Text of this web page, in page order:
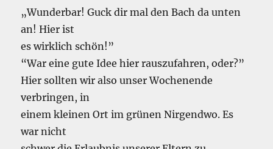
„Wunderbar! Guck dir mal den Bach da unten
an! Hier ist
es wirklich schön!”
“War eine gute Idee hier rauszufahren, oder?”
Hier sollten wir also unser Wochenende
verbringen, in
einem kleinen Ort im grünen Nirgendwo. Es
war nicht